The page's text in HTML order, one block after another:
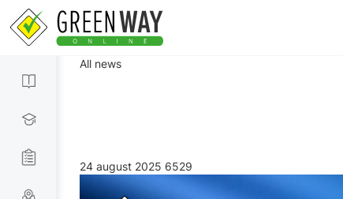
All news
24 august 2025 6529